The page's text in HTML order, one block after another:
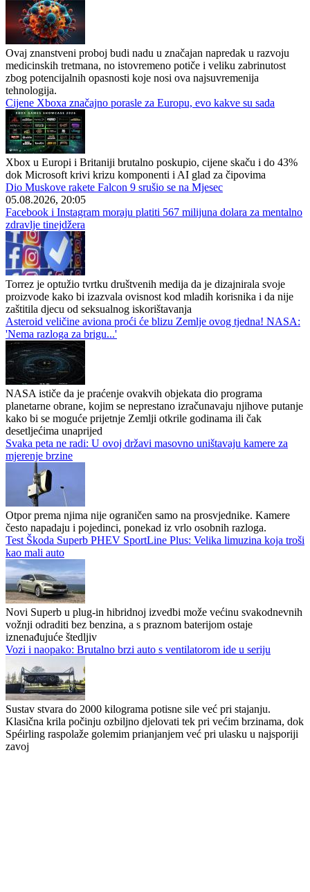
Ovaj znanstveni proboj budi nadu u značajan napredak u razvoju
medicinskih tretmana, no istovremeno potiče i veliku zabrinutost
zbog potencijalnih opasnosti koje nosi ova najsuvremenija
tehnologija.
Cijene Xboxa značajno porasle za Europu, evo kakve su sada
Xbox u Europi i Britaniji brutalno poskupio, cijene skaču i do 43%
dok Microsoft krivi krizu komponenti i AI glad za čipovima
Dio Muskove rakete Falcon 9 srušio se na Mjesec
05.08.2026, 20:05
Facebook i Instagram moraju platiti 567 milijuna dolara za mentalno
zdravlje tinejdžera
Torrez je optužio tvrtku društvenih medija da je dizajnirala svoje
proizvode kako bi izazvala ovisnost kod mladih korisnika i da nije
zaštitila djecu od seksualnog iskorištavanja
Asteroid veličine aviona proći će blizu Zemlje ovog tjedna! NASA:
'Nema razloga za brigu...'
NASA ističe da je praćenje ovakvih objekata dio programa
planetarne obrane, kojim se neprestano izračunavaju njihove putanje
kako bi se moguće prijetnje Zemlji otkrile godinama ili čak
desetljećima unaprijed
Svaka peta ne radi: U ovoj državi masovno uništavaju kamere za
mjerenje brzine
Otpor prema njima nije ograničen samo na prosvjednike. Kamere
često napadaju i pojedinci, ponekad iz vrlo osobnih razloga.
Test Škoda Superb PHEV SportLine Plus: Velika limuzina koja troši
kao mali auto
Novi Superb u plug-in hibridnoj izvedbi može većinu svakodnevnih
vožnji odraditi bez benzina, a s praznom baterijom ostaje
iznenađujuće štedljiv
Vozi i naopako: Brutalno brzi auto s ventilatorom ide u seriju
Sustav stvara do 2000 kilograma potisne sile već pri stajanju.
Klasična krila počinju ozbiljno djelovati tek pri većim brzinama, dok
Spéirling raspolaže golemim prianjanjem već pri ulasku u najsporiji
zavoj